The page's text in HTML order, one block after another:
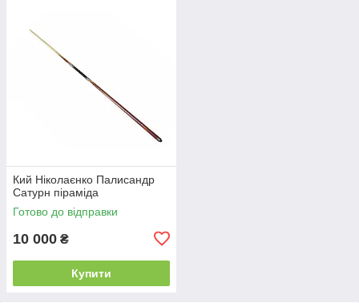
Кий Ніколаєнко Палисандр
Сатурн піраміда
Готово до відправки
10 000 ₴
Купити